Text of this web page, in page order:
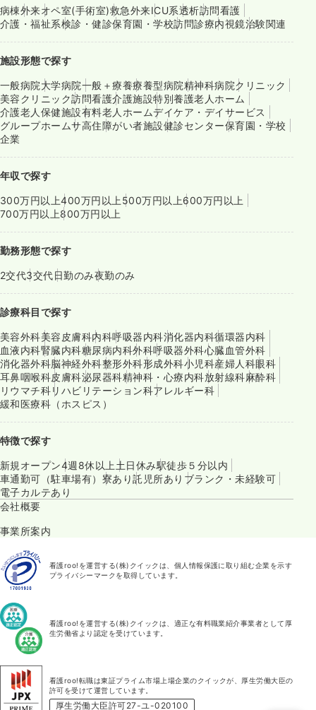
病棟外来オペ室(手術室)救急外来ICU系透析訪問看護
介護・福祉系検診・健診保育園・学校訪問診療内視鏡治験関連
施設形態で探す
一般病院大学病院一般＋療養療養型病院精神科病院クリニック
美容クリニック訪問看護介護施設特別養護老人ホーム
介護老人保健施設有料老人ホームデイケア・デイサービス
グループホームサ高住障がい者施設健診センター保育園・学校
企業
年収で探す
300万円以上400万円以上 500万円以上600万円以上
700万円以上800万円以上
勤務形態で探す
2交代3交代日勤のみ夜勤のみ
診療科目で探す
美容外科美容皮膚科内科呼吸器内科消化器内科循環器内科
血液内科腎臓内科糖尿病内科外科呼吸器外科心臓血管外科
消化器外科脳神経外科整形外科形成外科小児科産婦人科眼科
耳鼻咽喉科皮膚科泌尿器科精神科・心療内科放射線科麻酔科
リウマチ科リハビリテーション科アレルギー科
緩和医療科（ホスピス）
特徴で探す
新規オープン4週8休以上 土日休み駅徒歩５分以内
車通勤可（駐車場有） 寮あり託児所あり ブランク・未経験可
電子カルテあり
会社概要
事業所案内
看護roo!を運営する(株)クイックは、個人情報保護に取り組む企業を示す
プライバシーマークを取得しています。
看護roo!を運営する(株)クイックは、適正な有料職業紹介事業者として厚
生労働省より認定を受けています。
看護roo!転職は東証プライム市場上場企業のクイックが、厚生労働大臣の
許可を受けて運営しています。
厚生労働大臣許可27-ユ-020100